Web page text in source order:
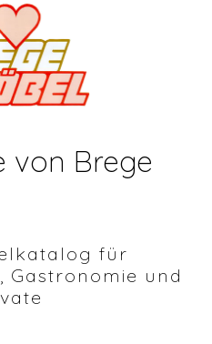
von Brege
für
Gastronomie und